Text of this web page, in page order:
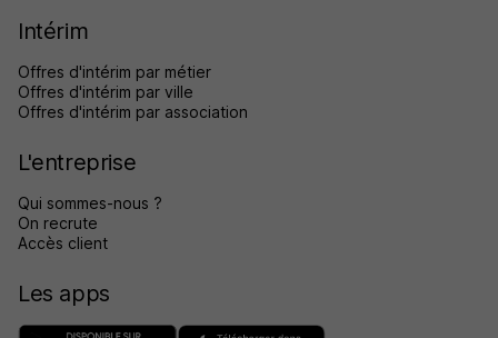
Intérim
Offres d'intérim par métier
Offres d'intérim par ville
Offres d'intérim par association
L'entreprise
Qui sommes-nous ?
On recrute
Accès client
Les apps